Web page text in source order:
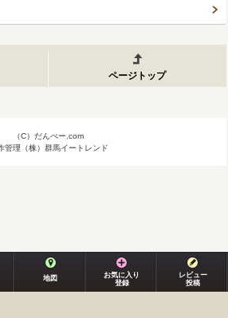
ページトップ
（C）だんべー.com
管理（株）群馬イートレンド
地図
お気に入り
登録
レビュー
投稿